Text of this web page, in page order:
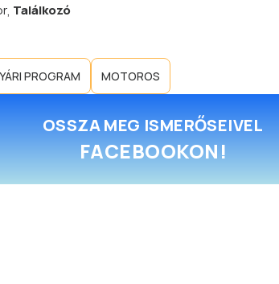
, Találkozó
PROGRAM MOTOROS
OSSZA MEG ISMERŐSEIVEL
FACEBOOKON!